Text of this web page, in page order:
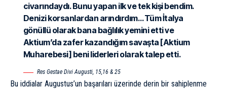
civarındaydı. Bunu yapan ilk ve tek kişi bendim.
Denizi korsanlardan arındırdım… Tüm İtalya
gönüllü olarak bana bağlılık yemini etti ve
Aktium’da zafer kazandığım savaşta [Aktium
Muharebesi] beni liderleri olarak talep etti.
Res Gestae Divi Augusti, 15,16 & 25
Bu iddialar Augustus’un başarıları üzerinde derin bir sahiplenme